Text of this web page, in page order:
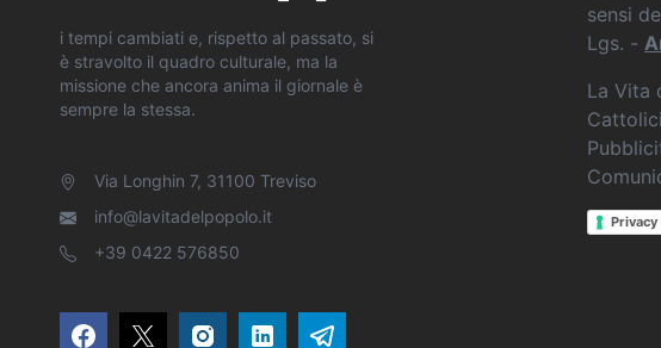
i tempi cambiati e, rispetto al passato, si
è stravolto il quadro culturale, ma la
missione che ancora anima il giornale è
sempre la stessa.
Via Longhin 7, 31100 Treviso
info@lavitadelpopolo.it
+39 0422 576850
sensi
Lgs. -
La Vita
Privacy